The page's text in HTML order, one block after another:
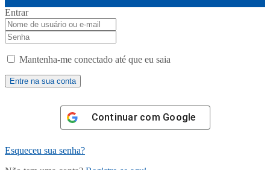
Entrar
Mantenha-me conectado até que eu saia
Continuar com Google
Esqueceu sua senha?